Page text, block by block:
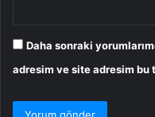
Daha sonraki
adresim ve site adresim bu